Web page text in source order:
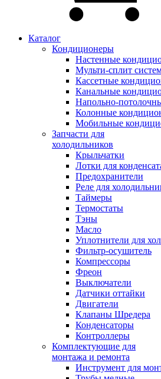
Каталог
Кондиционеры
Настенные
Мульти-сплит
Кассетные
Канальные
Напольно-
Колонные
Мобильные
Запчасти для
холодильников
Крыльчатки
Лотки для
Предохранители
Реле для
Таймеры
Термостаты
Тэны
Масло
Уплотнители для
Фильтр-осушитель
Компрессоры
Фреон
Выключатели
Датчики оттайки
Двигатели
Клапаны Шредера
Конденсаторы
Контроллеры
Комплектующие для
монтажа и ремонта
Инструмент для